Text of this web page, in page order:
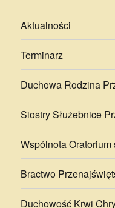
Aktualności
Terminarz
Duchowa Rodzina
Siostry Służebnice
Wspólnota
Bractwo
Duchowość Krwi